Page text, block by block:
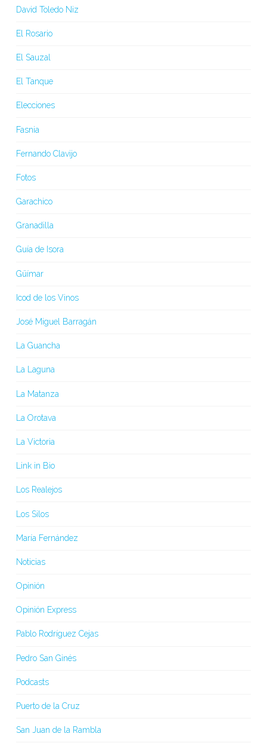
David Toledo Niz
El Rosario
El Sauzal
El Tanque
Elecciones
Fasnia
Fernando Clavijo
Fotos
Garachico
Granadilla
Guía de Isora
Güímar
Icod de los Vinos
José Miguel Barragán
La Guancha
La Laguna
La Matanza
La Orotava
La Victoria
Link in Bio
Los Realejos
Los Silos
María Fernández
Noticias
Opinión
Opinión Express
Pablo Rodríguez Cejas
Pedro San Ginés
Podcasts
Puerto de la Cruz
San Juan de la Rambla